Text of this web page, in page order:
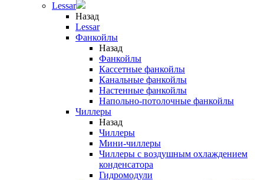
Lessar
Назад
Lessar
Фанкойлы
Назад
Фанкойлы
Кассетные фанкойлы
Канальные фанкойлы
Настенные фанкойлы
Напольно-потолочные фанкойлы
Чиллеры
Назад
Чиллеры
Мини-чиллеры
Чиллеры с воздушным охлаждением
конденсатора
Гидромодули